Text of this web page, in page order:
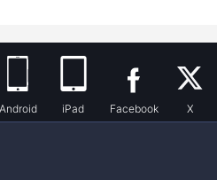
Android iPad Facebook X